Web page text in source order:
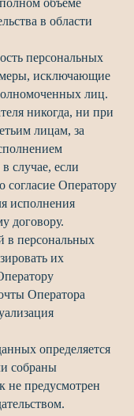
объеме
в области
персональных
исключающие
лиц.
никогда, ни при
лицам, за
случае, если
согласие Оператору
исполнения
договору.
в персональных
их
Оператора
определяется
собраны
не предусмотрен